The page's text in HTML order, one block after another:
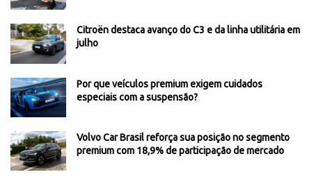
Citroën destaca avanço do C3 e da linha utilitária em
julho
Por que veículos premium exigem cuidados
especiais com a suspensão?
Volvo Car Brasil reforça sua posição no segmento
premium com 18,9% de participação de mercado